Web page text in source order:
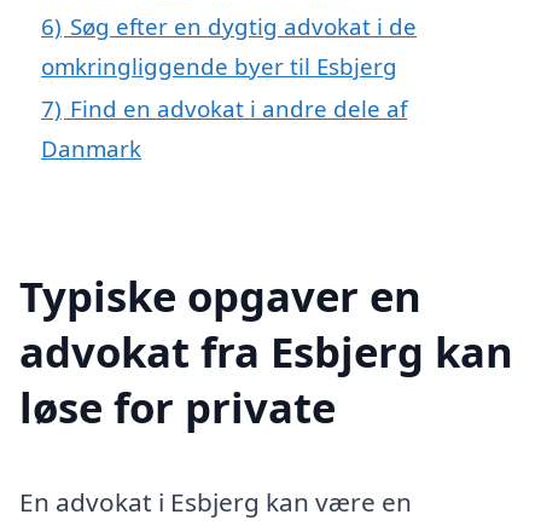
6) Søg efter en dygtig advokat i de
omkringliggende byer til Esbjerg
7) Find en advokat i andre dele af
Danmark
Typiske opgaver en
advokat fra Esbjerg kan
løse for private
En advokat i Esbjerg kan være en